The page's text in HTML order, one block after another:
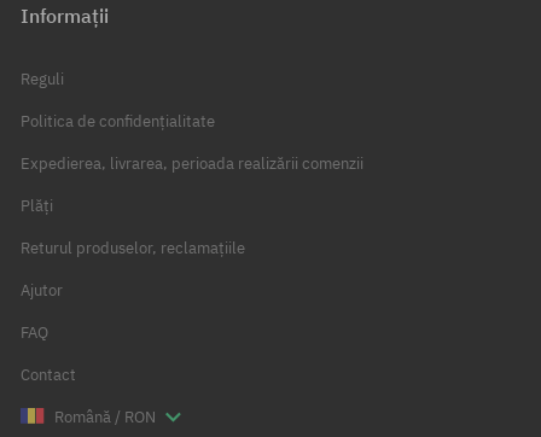
Informații
Reguli
Politica de confidențialitate
Expedierea, livrarea, perioada realizării comenzii
Plăți
Returul produselor, reclamațiile
Ajutor
FAQ
Contact
Română / RON